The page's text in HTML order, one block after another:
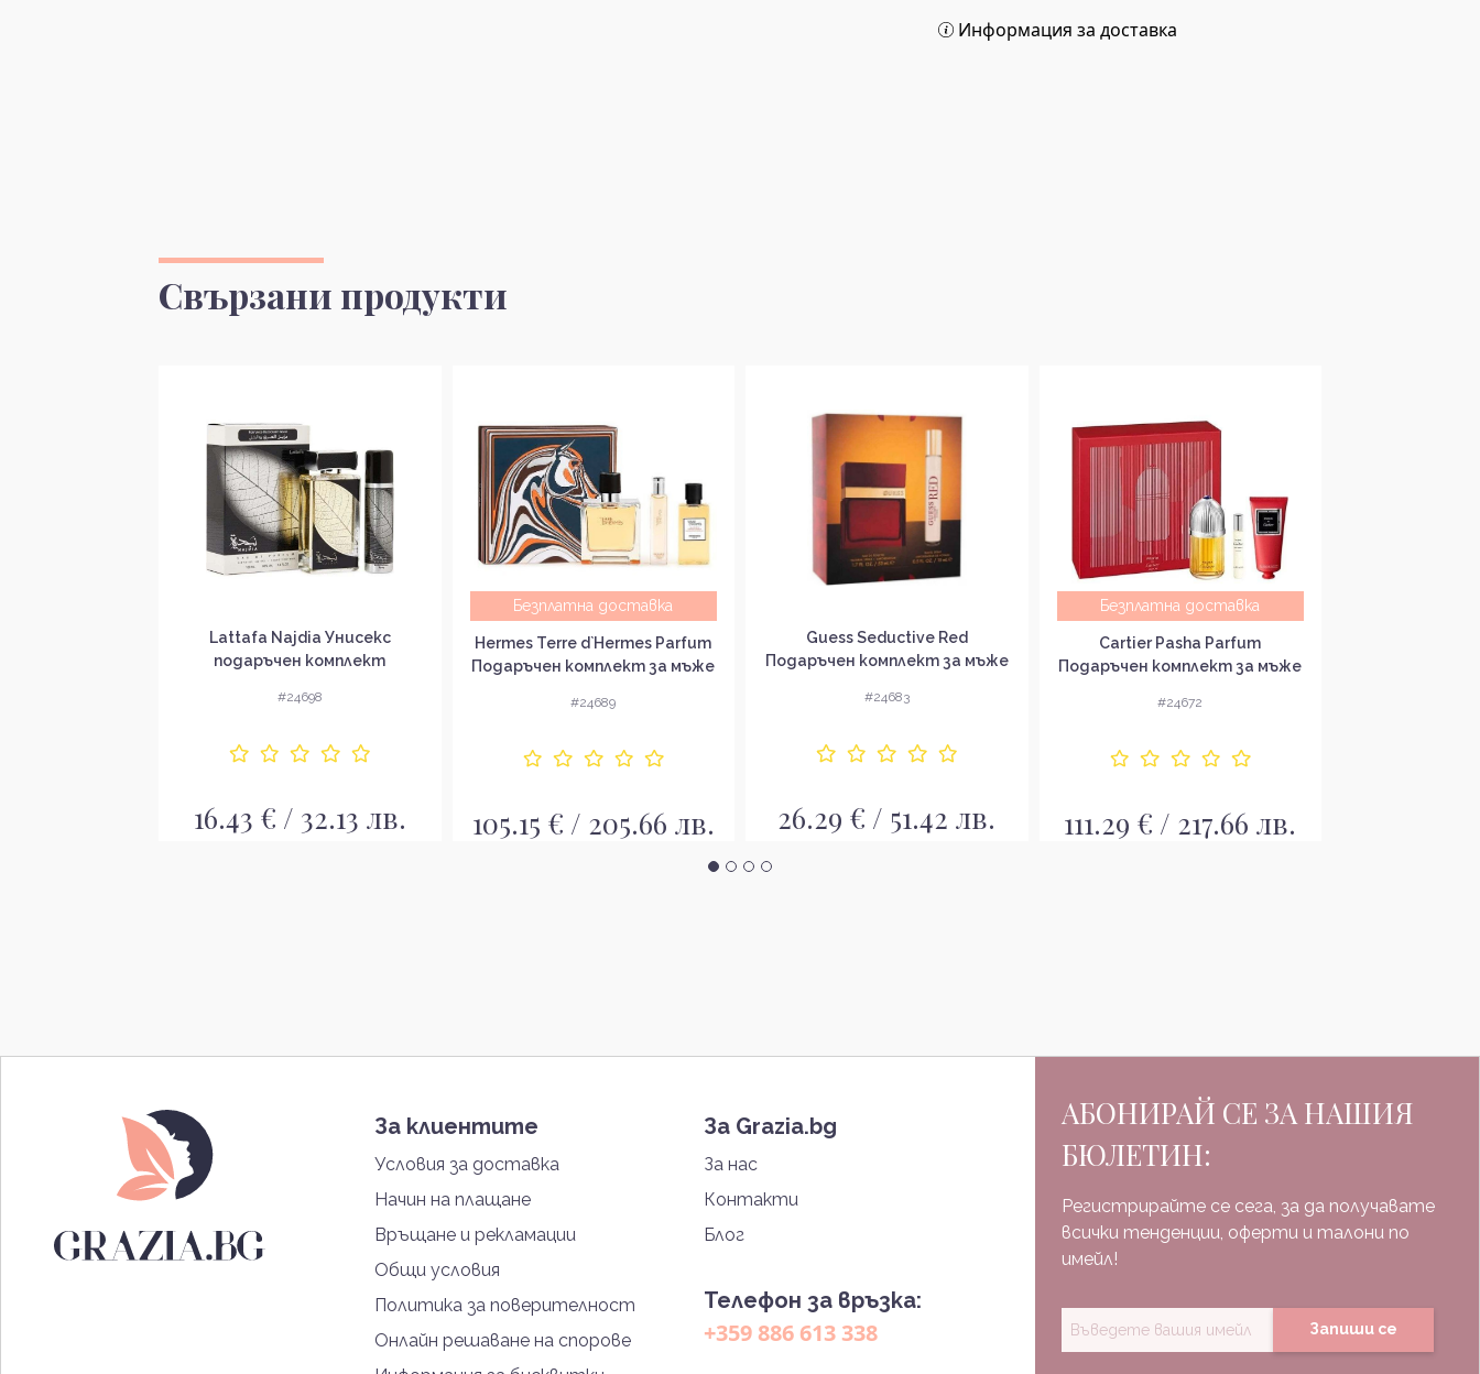
Информация за доставка
Свързани продукти
Lattafa Najdia Унисекс
подаръчен комплект
#24698
16.43 € / 32.13 лв.
Безплатна доставка
Hermes Terre d`Hermes Parfum
Подаръчен комплект за мъже
#24689
105.15 € / 205.66 лв.
Guess Seductive Red
Подаръчен комплект за мъже
#24683
26.29 € / 51.42 лв.
Безплатна доставка
Cartier Pasha Parfum
Подаръчен комплект за мъже
#24672
111.29 € / 217.66 лв.
За клиентите
Условия за доставка
Начин на плащане
Връщане и рекламации
Общи условия
Политика за поверителност
Онлайн решаване на спорове
За Grazia.bg
За нас
Контакти
Блог
Телефон за връзка:
+359 886 613 338
АБОНИРАЙ СЕ ЗА НАШИЯ
БЮЛЕТИН:
Регистрирайте се сега, за да получавате
всички тенденции, оферти и талони по
имейл!
Запиши се